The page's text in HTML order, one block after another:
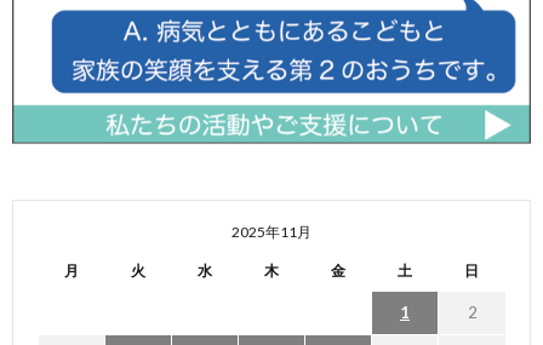
2025年11月
月 火 水 木 金 土 日
1 2